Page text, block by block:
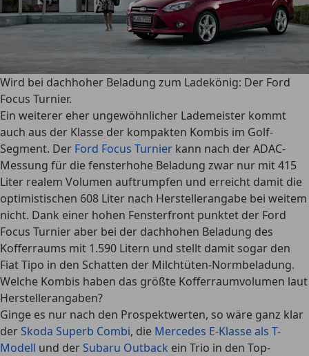
Wird bei dachhoher Beladung zum Ladekönig: Der Ford
Focus Turnier.
Ein weiterer eher ungewöhnlicher Lademeister kommt
auch aus der Klasse der kompakten Kombis im Golf-
Segment. Der Ford Focus Turnier kann nach der ADAC-
Messung für die fensterhohe Beladung zwar nur mit 415
Liter realem Volumen auftrumpfen und erreicht damit die
optimistischen 608 Liter nach Herstellerangabe bei weitem
nicht. Dank einer hohen Fensterfront punktet der Ford
Focus Turnier aber bei der dachhohen Beladung des
Kofferraums mit 1.590 Litern und stellt damit sogar den
Fiat Tipo in den Schatten der Milchtüten-Normbeladung.
Welche Kombis haben das größte Kofferraumvolumen laut
Herstellerangaben?
Ginge es nur nach den Prospektwerten, so wäre ganz klar
derSkoda Superb Combi, die Mercedes E-Klasse als T-
Modell und derSubaru Outback ein Trio in den Top-